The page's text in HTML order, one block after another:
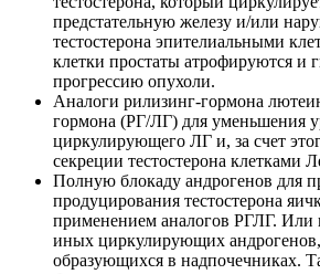
предстательную железу и/или
тестостерона эпителиальными
клетки простаты атрофируются и
прогрессию опухоли.
Аналоги рилизинг-гормона
гормона (РГ/ЛГ) для уменьшения
циркулирующего ЛГ и, за счет
секреции тестостерона клетками
Полную блокаду андрогенов для
продуцирования тестостерона
применением аналогов РГЛГ. Или
иных циркулирующих
образующихся в надпочечниках.